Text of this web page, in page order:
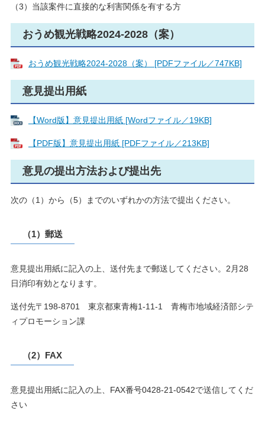
（3）当該案件に直接的な利害関係を有する方
おうめ観光戦略2024-2028（案）
おうめ観光戦略2024-2028（案） [PDFファイル／747KB]
意見提出用紙
【Word版】意見提出用紙 [Wordファイル／19KB]
【PDF版】意見提出用紙 [PDFファイル／213KB]
意見の提出方法および提出先
次の（1）から（5）までのいずれかの方法で提出ください。
（1）郵送
意見提出用紙に記入の上、送付先まで郵送してください。2月28
日消印有効となります。
送付先〒198-8701 東京都東青梅1-11-1 青梅市地域経済部シテ
ィプロモーション課
（2）FAX
意見提出用紙に記入の上、FAX番号0428-21-0542で送信してくだ
さい